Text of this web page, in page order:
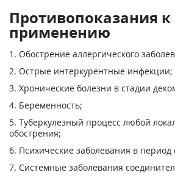
Противопоказания к
применению
1. Обострение аллергического
2. Острые интеркурентные инфекции;
3. Хронические болезни в стадии
4. Беременность;
5. Туберкулезный процесс любой
обострения;
6. Психические заболевания в период
7. Системные заболевания